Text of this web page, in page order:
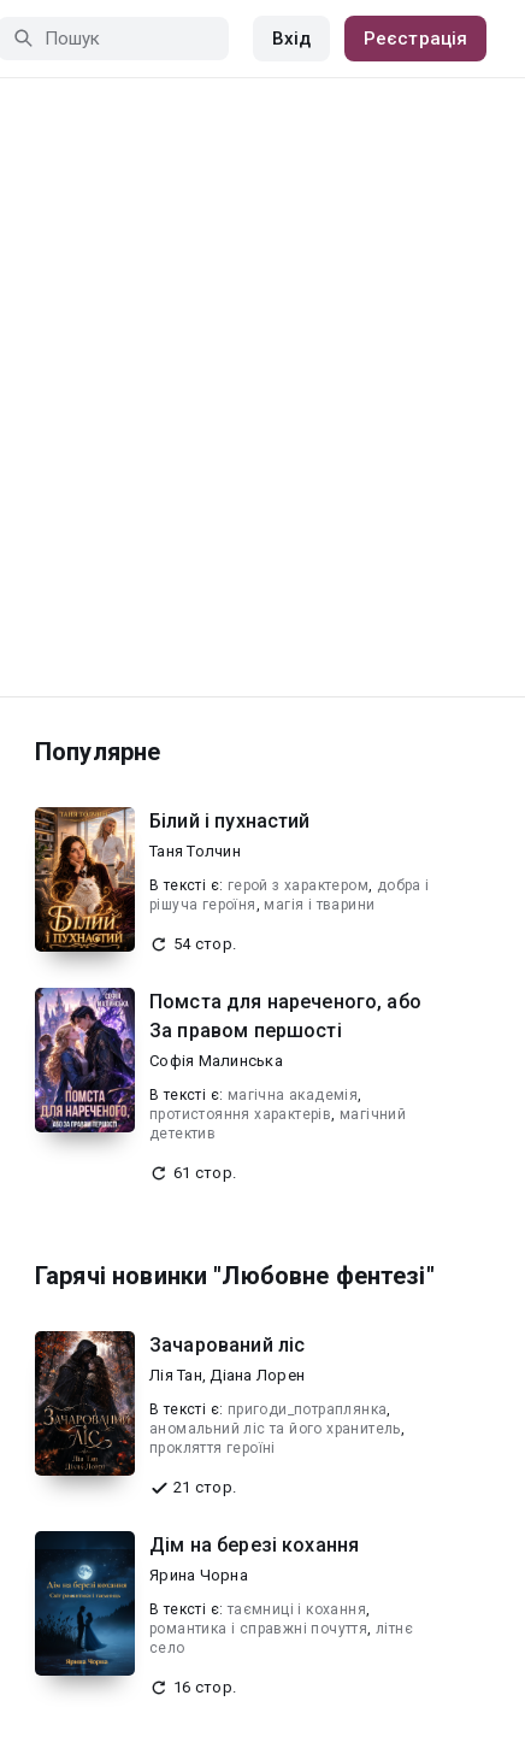
Вхід Реєстрація
Популярне
Білий і пухнастий
Таня Толчин
В текcті є: герой з характером, добра і
рішуча героїня, магія і тварини
54 стор.
Помста для нареченого, або
За правом першості
Софія Малинська
В текcті є: магічна академія,
протистояння характерів, магічний
детектив
61 стор.
Гарячі новинки "Любовне фентезі"
Зачарований ліс
Лія Тан,Діана Лорен
В текcті є: пригоди_потраплянка,
аномальний ліс та його хранитель,
прокляття героїні
21 стор.
Дім на березі кохання
Ярина Чорна
В текcті є:таємниці і кохання,
романтика і справжні почуття,літнє
село
16 стор.